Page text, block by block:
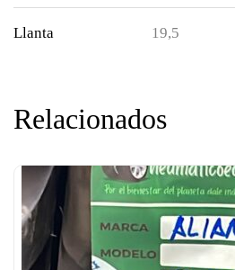
Llanta 19,5
Relacionados